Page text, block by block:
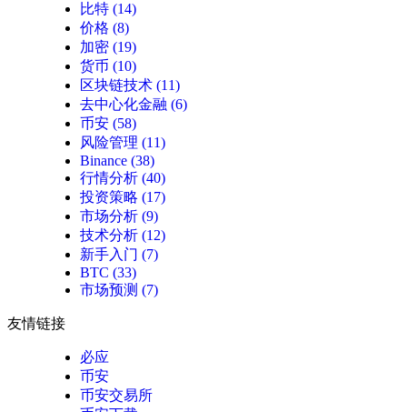
比特 (14)
价格 (8)
加密 (19)
货币 (10)
区块链技术 (11)
去中心化金融 (6)
币安 (58)
风险管理 (11)
Binance (38)
行情分析 (40)
投资策略 (17)
市场分析 (9)
技术分析 (12)
新手入门 (7)
BTC (33)
市场预测 (7)
友情链接
必应
币安
币安交易所